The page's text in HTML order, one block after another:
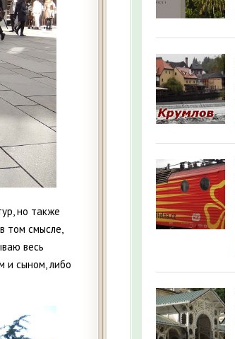
но также
том смысле,
весь
и сыном, либо